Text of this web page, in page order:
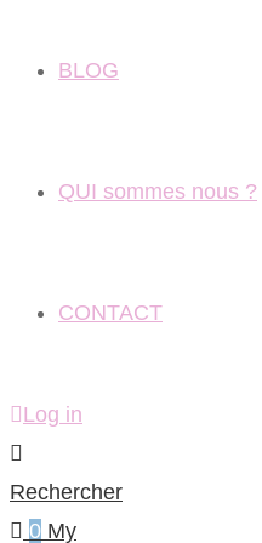
BLOG
QUI sommes nous ?
CONTACT
Log in
Rechercher
0 My